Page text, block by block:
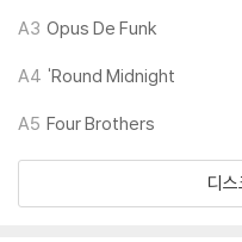
※ 재생 불량
모델) 다이내믹 사운드의 편차가
수 있습니다.
기기 문제로 인해 발생하는 재
A3 Opus De Funk
A4 'Round Midnight
A5 Four Brothers
디